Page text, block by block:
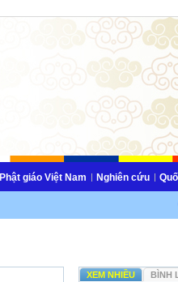
Phật giáo Việt Nam Nghiên cứu
XEM NHIỀU BÌNH